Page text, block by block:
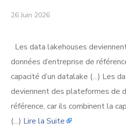
26 Juin 2026
Les data lakehouses
données d’entreprise de
capacité d’un datalake (…) Les
deviennent des plateformes de
référence, car ils combinent la
(…) Lire la Suite